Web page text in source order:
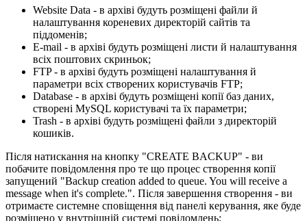
Website Data - в архіві будуть розміщені файли й
налаштування кореневих директорій сайтів та
піддоменів;
E-mail - в архіві будуть розміщені листи й налаштування
всіх поштових скриньок;
FTP - в архіві будуть розміщені налаштування й
параметри всіх створених користувачів FTP;
Database - в архіві будуть розміщені копії баз даних,
створені MySQL користувачі та їх параметри;
Trash - в архіві будуть розміщені файли з директорій
кошиків.
Після натискання на кнопку "CREATE BACKUP" - ви
побачите повідомлення про те що процес створення копії
запущений "Backup creation added to queue. You will receive a
message when it's complete.". Після завершення створення - ви
отримаєте системне сповіщення від панелі керування, яке буде
розміщено у внутрішній системі повідомлень: